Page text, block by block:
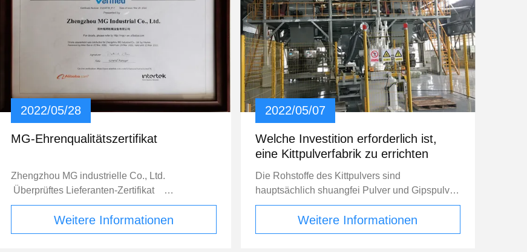
2022/05/28
MG-Ehrenqualitätszertifikat
Zhengzhou MG industrielle Co., Ltd.
Überprüftes Lieferanten-Zertifikat
Einschätzung vor Ort der folgenden Bereiche
wurde durch Intertek geleitet. Firmenüberblick
Personal Gegenwärtige Export-Situation
Weitere Informationen
2022/05/07
Welche Investition erforderlich ist,
eine Kittpulverfabrik zu errichten
Die Rohstoffe des Kittpulvers sind
hauptsächlich shuangfei Pulver und Gipspulver.
Wenn Sie auf die Straße gehen und die
Nachrichten überprüfen, gibt es Anzeigen für
Kittpulver überall. Wenn Sie ein Haus kaufen
Weitere Informationen